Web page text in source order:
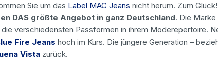
Sie um das Label MAC Jeans nicht herum. Zum
DAS größte Angebot in ganz Deutschland. Die
verschiedensten Passformen in ihrem Moderepertoire.
Fire Jeans hoch im Kurs. Die jüngere Generation –
Vista zurück.